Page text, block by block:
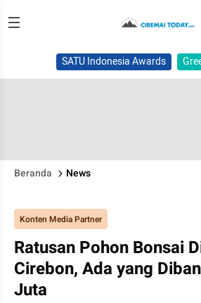
SATU Indonesia Awards
Beranda News
Konten Media Partner
Ratusan Pohon Bonsai
Cirebon, Ada yang
Juta